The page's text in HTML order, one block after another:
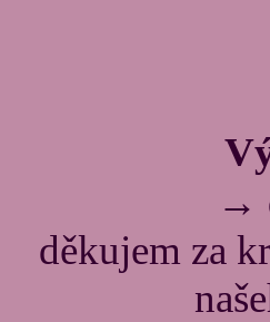
→
děkujem za